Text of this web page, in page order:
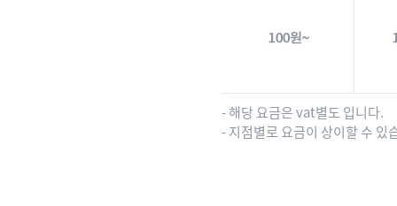
- 해당 요금은 vat별도 입니다.
- 지점별로 요금이 상이할 수 있